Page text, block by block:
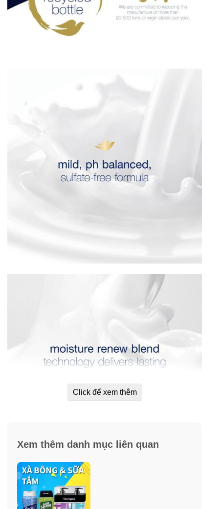
Click để xem thêm
Xem thêm danh mục liên quan